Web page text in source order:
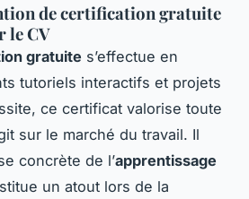
de certification gratuite
le CV
gratuite s’effectue en
tutoriels interactifs et projets
ce certificat valorise toute
sur le marché du travail. Il
concrète de l’apprentissage
un atout lors de la